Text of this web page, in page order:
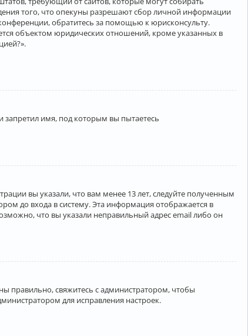
того, что опекуны разрешают сбор личной информации
обратитесь за помощью к юрисконсульту.
объектом юридических отношений, кроме указанных в
имя, под которым вы пытаетесь
вы указали, что вам менее 13 лет, следуйте полученным
до входа в систему. Эта информация отображается в
что вы указали неправильный адрес email либо он
правильно, свяжитесь с администратором, чтобы
для исправления настроек.